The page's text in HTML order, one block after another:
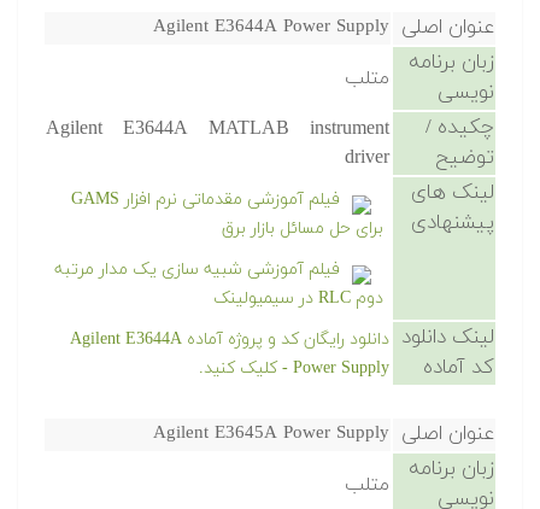
عنوان اصلی Agilent E3644A Power Supply
زبان برنامه
نویسی
متلب
چکیده /
توضیح
Agilent E3644A MATLAB instrument
driver
لینک های
پیشنهادی
فیلم آموزشی مقدماتی نرم افزار GAMS
برای حل مسائل بازار برق
فیلم آموزشی شبیه سازی یک مدار مرتبه
دوم RLC در سیمیولینک
لینک دانلود
کد آماده
دانلود رایگان کد و پروژه آماده Agilent E3644A
Power Supply - کلیک کنید.
عنوان اصلی Agilent E3645A Power Supply
زبان برنامه
نویسی
متلب